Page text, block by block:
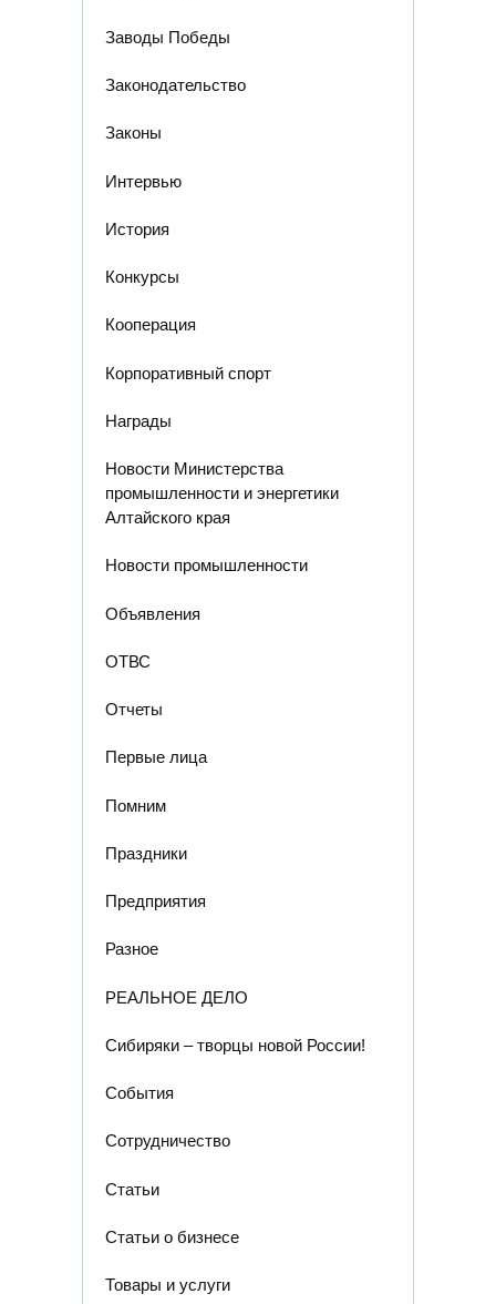
Заводы Победы
Законодательство
Законы
Интервью
История
Конкурсы
Кооперация
Корпоративный спорт
Награды
Новости Министерства
промышленности и энергетики
Алтайского края
Новости промышленности
Объявления
ОТВС
Отчеты
Первые лица
Помним
Праздники
Предприятия
Разное
РЕАЛЬНОЕ ДЕЛО
Сибиряки – творцы новой России!
События
Сотрудничество
Статьи
Статьи о бизнесе
Товары и услуги